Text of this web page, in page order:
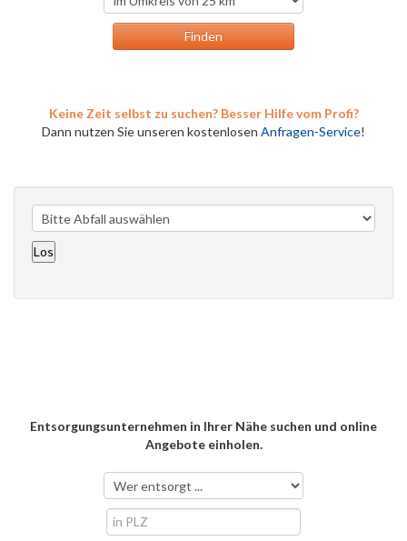
Keine Zeit selbst zu suchen? Besser Hilfe vom Profi?
Dann nutzen Sie unseren kostenlosen Anfragen-Service!
Entsorgungsunternehmen in Ihrer Nähe suchen und online
Angebote einholen.